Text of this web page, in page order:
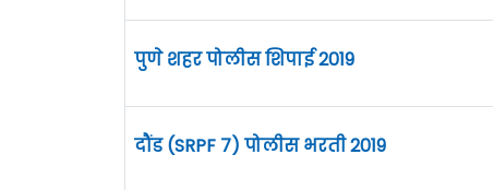
पुणे शहर पोलीस शिपाई 2019
दौंड (SRPF 7) पोलीस भरती 2019